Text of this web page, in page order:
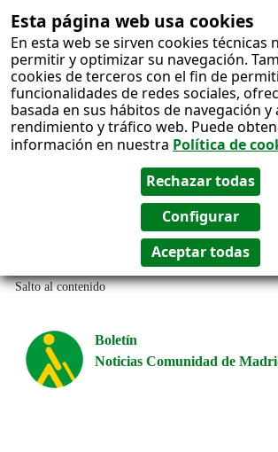
Esta página web usa cookies
En esta web se sirven cookies técnicas
permitir y optimizar su navegación.
cookies de terceros con el fin de
funcionalidades de redes sociales,
basada en sus hábitos de navegación y
rendimiento y tráfico web. Puede
información en nuestra Política de
Salto al contenido
Boletín
Noticias Comunidad de